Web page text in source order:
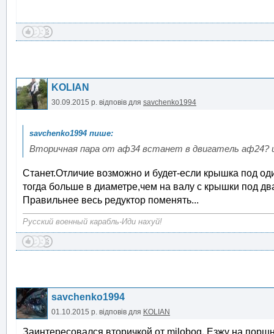
KOLIAN
30.09.2015 р. відповів для savchenko1994
Вторичная пара от аф34 встанет в двигатель аф24?
Станет.Отличие возможно и будет-если крышка под
тогда больше в диаметре,чем на валу с крышки под
Правильнее весь редуктор поменять...
Русский военный карабль-Иди нахуй!
savchenko1994
01.10.2015 р. відповів для KOLIAN
Заинтересовался вторичкой от milobog. Езжу на